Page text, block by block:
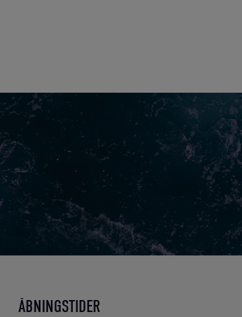
ÅBNINGSTIDER